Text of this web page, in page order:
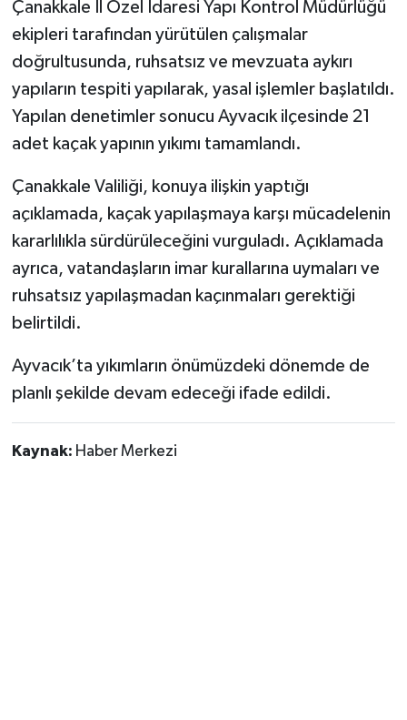
Çanakkale İl Özel İdaresi Yapı Kontrol Müdürlüğü
ekipleri tarafından yürütülen çalışmalar
doğrultusunda, ruhsatsız ve mevzuata aykırı
yapıların tespiti yapılarak, yasal işlemler başlatıldı.
Yapılan denetimler sonucu Ayvacık ilçesinde 21
adet kaçak yapının yıkımı tamamlandı.
Çanakkale Valiliği, konuya ilişkin yaptığı
açıklamada, kaçak yapılaşmaya karşı mücadelenin
kararlılıkla sürdürüleceğini vurguladı. Açıklamada
ayrıca, vatandaşların imar kurallarına uymaları ve
ruhsatsız yapılaşmadan kaçınmaları gerektiği
belirtildi.
Ayvacık’ta yıkımların önümüzdeki dönemde de
planlı şekilde devam edeceği ifade edildi.
Kaynak: Haber Merkezi
Siyaset
Spor
Tarım ve Ekonomi
Teknoloji
Yaşam